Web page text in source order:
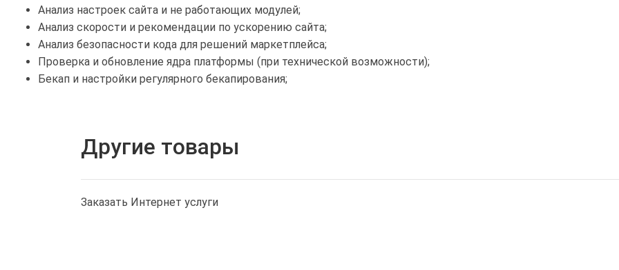
Анализ настроек сайта и не работающих модулей;
Анализ скорости и рекомендации по ускорению сайта;
Анализ безопасности кода для решений маркетплейса;
Проверка и обновление ядра платформы (при технической возможности);
Бекап и настройки регулярного бекапирования;
Другие товары
Заказать Интернет услуги